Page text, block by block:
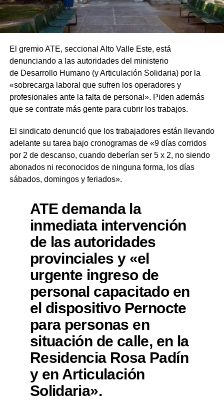
El gremio ATE, seccional Alto Valle Este, está
denunciando a las autoridades del ministerio
de Desarrollo Humano (y Articulación Solidaria) por la
«sobrecarga laboral que sufren los operadores y
profesionales ante la falta de personal». Piden además
que se contrate más gente para cubrir los trabajos.
El sindicato denunció que los trabajadores están llevando
adelante su tarea bajo cronogramas de «9 días corridos
por 2 de descanso, cuando deberían ser 5 x 2, no siendo
abonados ni reconocidos de ninguna forma, los días
sábados, domingos y feriados».
ATE demanda la
inmediata intervención
de las autoridades
provinciales y «el
urgente ingreso de
personal capacitado en
el dispositivo Pernocte
para personas en
situación de calle, en la
Residencia Rosa Padín
y en Articulación
Solidaria».